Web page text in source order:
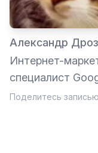
Александр
Интернет-
специалист
Поделитесь